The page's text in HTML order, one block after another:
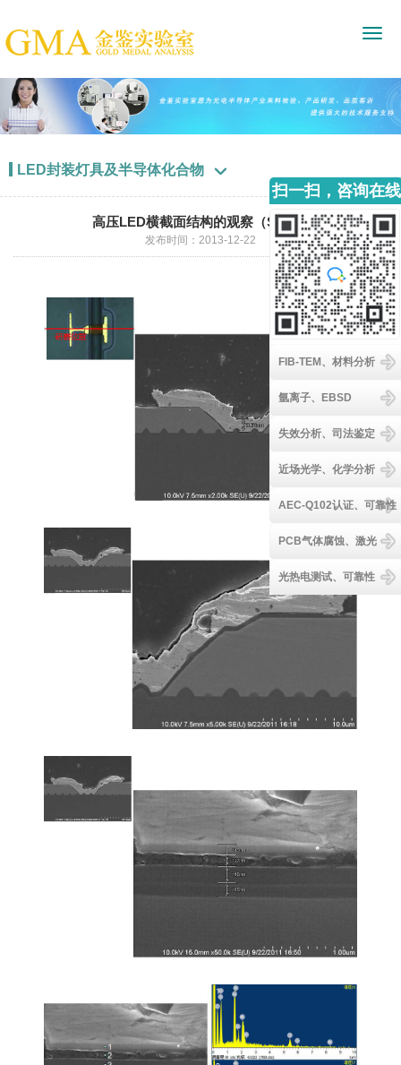
LED封装灯具及半导体化合物 
高压LED横截面结构的观察（SEM）
发布时间：2013-12-22
扫一扫，咨询在线
客服
FIB-TEM、材料分析
氩离子、EBSD
失效分析、司法鉴定
近场光学、化学分析
AEC-Q102认证、可靠性
PCB气体腐蚀、激光
光热电测试、可靠性